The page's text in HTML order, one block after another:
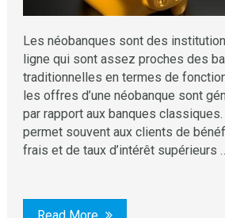
Les néobanques sont des
ligne qui sont assez proches des
traditionnelles en termes de
les offres d’une néobanque sont
par rapport aux banques
permet souvent aux clients de
frais et de taux d’intérêt supérieurs